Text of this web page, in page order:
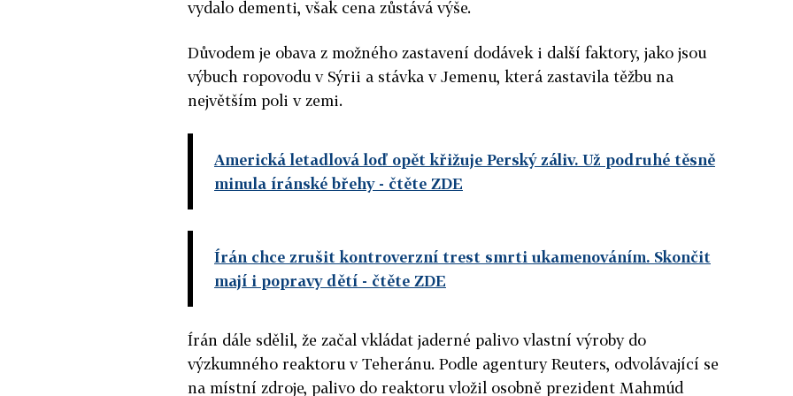
vydalo dementi, však cena zůstává výše.
Důvodem je obava z možného zastavení dodávek i další faktory, jako jsou
výbuch ropovodu v Sýrii a stávka v Jemenu, která zastavila těžbu na
největším poli v zemi.
Americká letadlová loď opět křižuje Perský záliv. Už podruhé těsně
minula íránské břehy- čtěte ZDE
Írán chce zrušit kontroverzní trest smrti ukamenováním. Skončit
mají i popravy dětí - čtěte ZDE
Írán dále sdělil, že začal vkládat jaderné palivo vlastní výroby do
výzkumného reaktoru v Teheránu. Podle agentury Reuters, odvolávající se
na místní zdroje, palivo do reaktoru vložil osobně prezident Mahmúd